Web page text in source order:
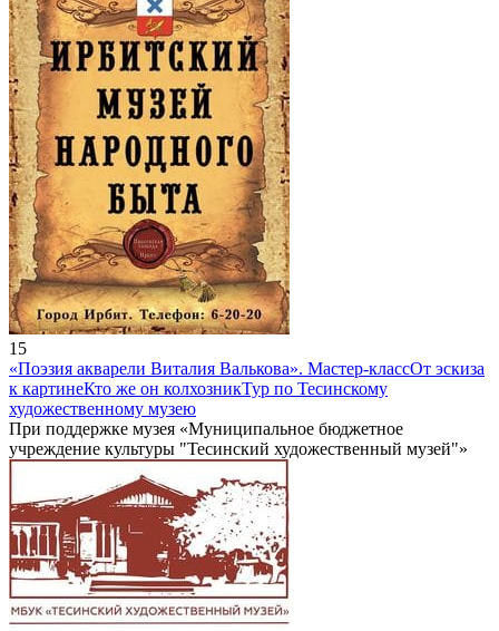
15
«Поэзия акварели Виталия Валькова». Мастер-классОт эскиза
к картинеКто же он колхозникТур по Тесинскому
художественному музею
При поддержке музея «Муниципальное бюджетное
учреждение культуры "Тесинский художественный музей"»